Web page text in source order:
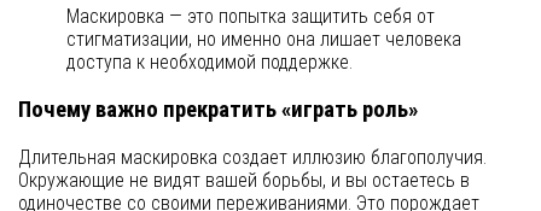
Маскировка — это попытка защитить себя от
стигматизации, но именно она лишает человека
доступа к необходимой поддержке.
Почему важно прекратить «играть роль»
Длительная маскировка создает иллюзию благополучия.
Окружающие не видят вашей борьбы, и вы остаетесь в
одиночестве со своими переживаниями. Это порождает